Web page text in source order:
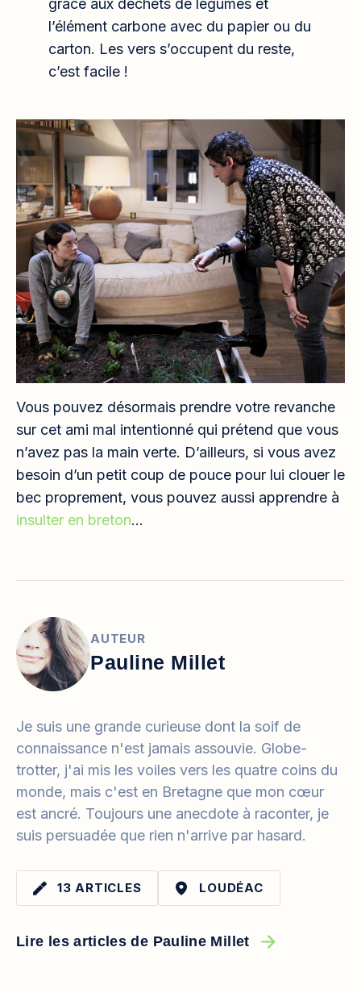
grâce aux déchets de légumes et
l’élément carbone avec du papier ou du
carton. Les vers s’occupent du reste,
c’est facile !
Vous pouvez désormais prendre votre revanche
sur cet ami mal intentionné qui prétend que vous
n’avez pas la main verte. D’ailleurs, si vous avez
besoin d’un petit coup de pouce pour lui clouer le
bec proprement, vous pouvez aussi apprendre à
insulter en breton…
AUTEUR
Pauline Millet
Je suis une grande curieuse dont la soif de
connaissance n'est jamais assouvie. Globe-
trotter, j'ai mis les voiles vers les quatre coins du
monde, mais c'est en Bretagne que mon cœur
est ancré. Toujours une anecdote à raconter, je
suis persuadée que rien n'arrive par hasard.
13 ARTICLES LOUDÉAC
Lire les articles de Pauline Millet